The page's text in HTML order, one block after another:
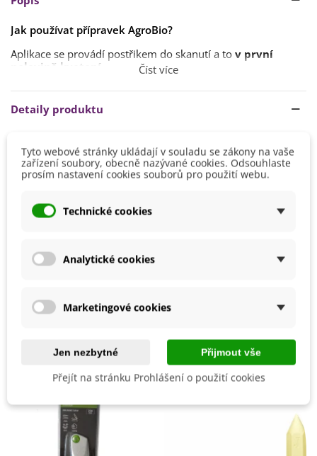
Jak používat přípravek AgroBio?
Aplikace se provádí postřikem do skanutí a to v první
polovině kvetení
V případě potřeby je možné přípravek aplikovat opět po
týdnu.
Číst více
Detaily produktu
Vhodné Pro
Jahody
Ovoce
Výrobce
Velikost Balení
Přípravek Proti
Mohlo by se také hodit
Tyto webové stránky ukládají v souladu se zákony na vaše
zařízení soubory, obecně nazývané cookies. Odsouhlaste
prosím nastavení cookies souborů pro použití webu.
Technické cookies
Analytické cookies
Marketingové cookies
Jen nezbytné Přijmout vše
Přejít na stránku Prohlášení o použití cookies